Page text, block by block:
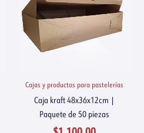
Cajas y productos para pastelerías
Caja kraft 48x36x12cm |
Paquete de 50 piezas